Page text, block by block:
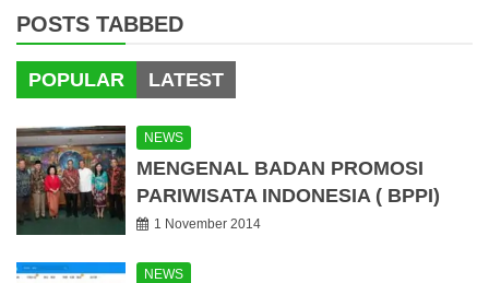
POSTS TABBED
POPULAR LATEST
NEWS
MENGENAL BADAN PROMOSI
PARIWISATA INDONESIA ( BPPI)
1 November 2014
NEWS